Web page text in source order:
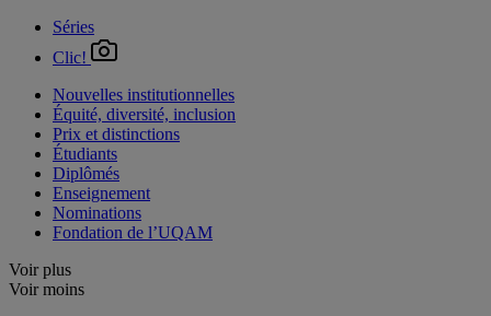
Séries
Clic!
Nouvelles institutionnelles
Équité, diversité, inclusion
Prix et distinctions
Étudiants
Diplômés
Enseignement
Nominations
Fondation de l’UQAM
Voir plus
Voir moins